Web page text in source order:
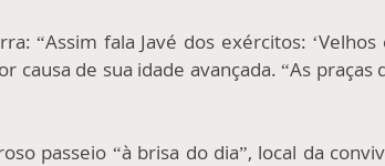
“Assim fala Javé dos exércitos:
causa de sua idade avançada. “As praças
passeio “à brisa do dia”, local da